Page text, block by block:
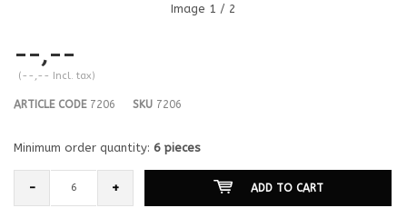
Image 1 / 2
--,--
(--,-- Incl. tax)
ARTICLE CODE7206 SKU 7206
Minimum order quantity: 6 pieces
- + ADD TO CART